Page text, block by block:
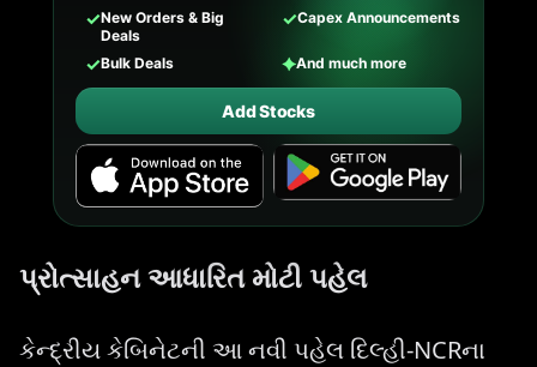
✓New Orders & Big
Deals
✓Capex Announcements
✓Bulk Deals ✦And much more
Add Stocks
પ્રોત્સાહન આધારિત મોટી પહેલ
કેન્દ્રીય કેબિનેટની આ નવી પહેલ દિલ્હી-NCRના